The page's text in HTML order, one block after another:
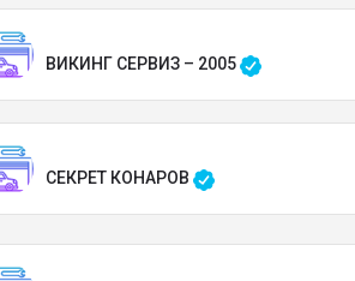
ВИКИНГ СЕРВИЗ – 2005
СЕКРЕТ КОНАРОВ